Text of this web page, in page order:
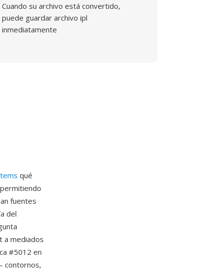
Cuando su archivo está convertido,
puede guardar archivo ipl
inmediatamente
qué
fuentes
del
a mediados
#5012 en
contornos,